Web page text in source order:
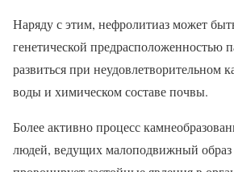
Наряду с этим, нефролитиаз может
генетической предрасположенностью
развиться при неудовлетворительном
воды и химическом составе почвы.
Более активно процесс
людей, ведущих малоподвижный